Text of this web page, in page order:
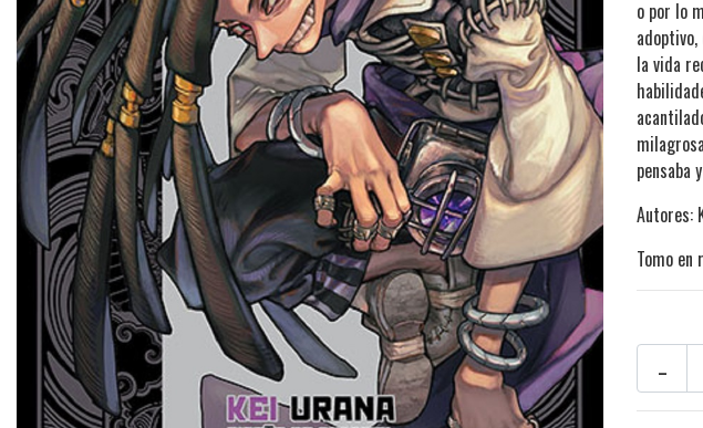
o por lo
la vida
pensaba
Autores:
Tomo
-